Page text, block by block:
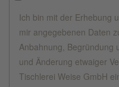
Ich bin mit der Erhebung
mir angegebenen Daten
Anbahnung, Begründung
und Änderung etwaiger
Tischlerei Weise GmbH